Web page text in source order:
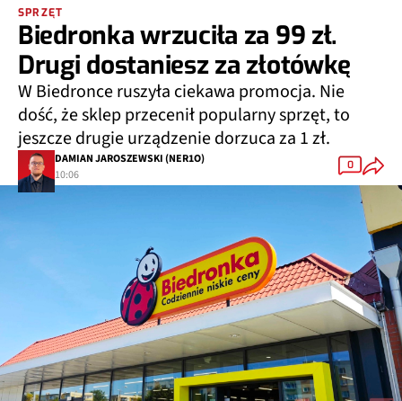
SPRZĘT
Biedronka wrzuciła za 99 zł.
Drugi dostaniesz za złotówkę
W Biedronce ruszyła ciekawa promocja. Nie
dość, że sklep przecenił popularny sprzęt, to
jeszcze drugie urządzenie dorzuca za 1 zł.
DAMIAN JAROSZEWSKI (NER1O)
10:06
0